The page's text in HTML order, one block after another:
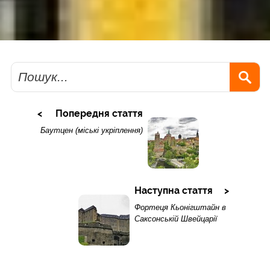
Пошук
Попередня стаття
Баутцен (міські укріплення)
Наступна стаття
Фортеця Кьонігштайн в
Саксонській Швейцарії